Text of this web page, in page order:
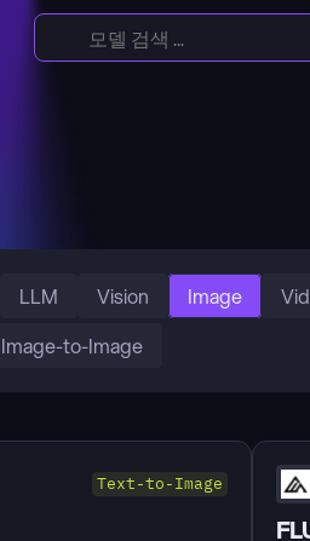
LLM Vision Image
Image-to-Image
Text-to-Image